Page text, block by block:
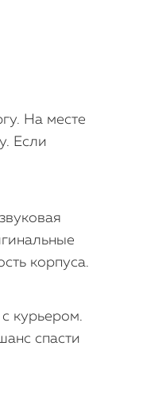
На месте
Если
корпуса.
курьером.
спасти